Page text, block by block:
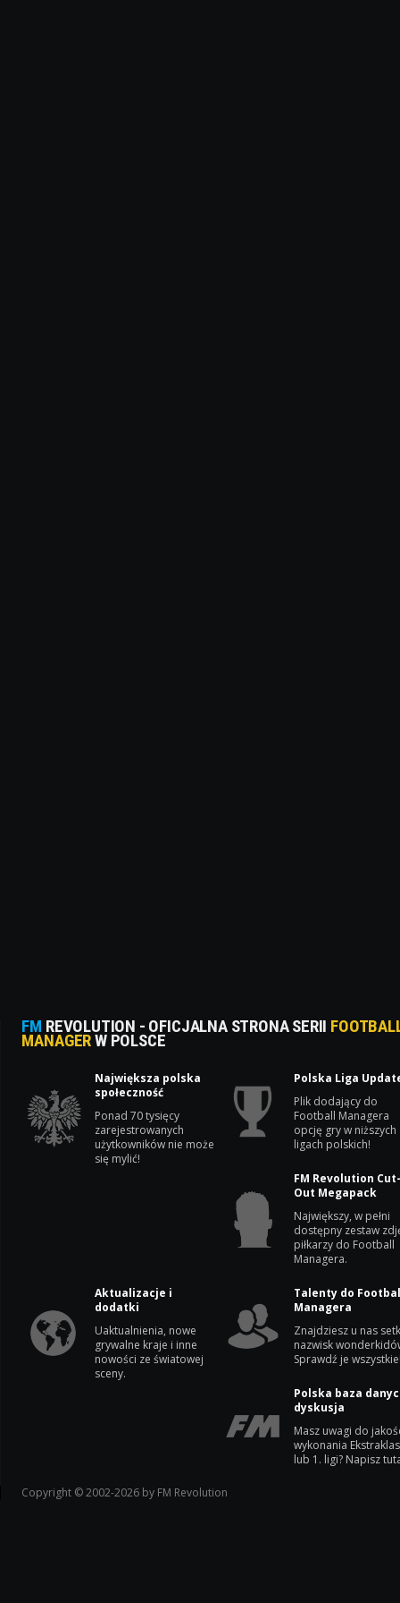
FM REVOLUTION - OFICJALNA STRONA SERII
MANAGERW POLSCE
Największa polska
społeczność
Ponad 70 tysięcy
zarejestrowanych
użytkowników nie może
się mylić!
Polska Liga
Plik dodający do
Football Managera
opcję gry w niższych
ligach polskich!
FM Revolution
Out Megapack
Największy, w pełni
dostępny zestaw
piłkarzy do Football
Managera.
Aktualizacje i
dodatki
Uaktualnienia, nowe
grywalne kraje i inne
nowości ze światowej
sceny.
Talenty do
Managera
Znajdziesz u nas
nazwisk
Sprawdź je
Polska baza
dyskusja
Masz uwagi do
wykonania
lub 1. ligi? Napisz
Copyright © 2002-2026 by FM Revolution